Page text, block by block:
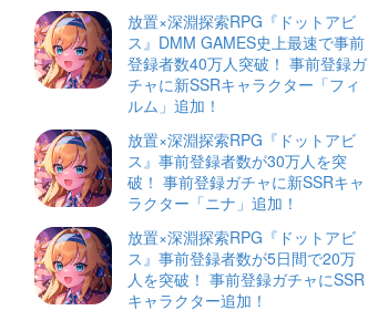
放置×深淵探索RPG『ドットアビ
ス』DMM GAMES史上最速で事前
登録者数40万人突破！ 事前登録ガ
チャに新SSRキャラクター「フィ
ルム」追加！
放置×深淵探索RPG『ドットアビ
ス』事前登録者数が30万人を突
破！ 事前登録ガチャに新SSRキャ
ラクター「ニナ」追加！
放置×深淵探索RPG『ドットアビ
ス』事前登録者数が5日間で20万
人を突破！ 事前登録ガチャにSSR
キャラクター追加！